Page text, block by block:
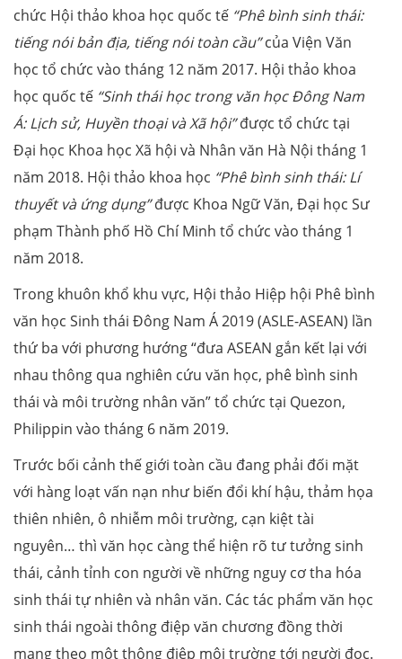
chức Hội thảo khoa học quốc tế “Phê bình sinh thái:
tiếng nói bản địa, tiếng nói toàn cầu”của Viện Văn
học tổ chức vào tháng 12 năm 2017. Hội thảo khoa
học quốc tế “Sinh thái học trong văn học Đông Nam
Á: Lịch sử, Huyền thoại và Xã hội”được tổ chức tại
Đại học Khoa học Xã hội và Nhân văn Hà Nội tháng 1
năm 2018. Hội thảo khoa học “Phê bình sinh thái: Lí
thuyết và ứng dụng”được Khoa Ngữ Văn, Đại học Sư
phạm Thành phố Hồ Chí Minh tổ chức vào tháng 1
năm 2018.
Trong khuôn khổ khu vực, Hội thảo Hiệp hội Phê bình
văn học Sinh thái Đông Nam Á 2019 (ASLE-ASEAN) lần
thứ ba với phương hướng “đưa ASEAN gắn kết lại với
nhau thông qua nghiên cứu văn học, phê bình sinh
thái và môi trường nhân văn” tổ chức tại Quezon,
Philippin vào tháng 6 năm 2019.
Trước bối cảnh thế giới toàn cầu đang phải đối mặt
với hàng loạt vấn nạn như biến đổi khí hậu, thảm họa
thiên nhiên, ô nhiễm môi trường, cạn kiệt tài
nguyên… thì văn học càng thể hiện rõ tư tưởng sinh
thái, cảnh tỉnh con người về những nguy cơ tha hóa
sinh thái tự nhiên và nhân văn. Các tác phẩm văn học
sinh thái ngoài thông điệp văn chương đồng thời
mang theo một thông điệp môi trường tới người đọc.